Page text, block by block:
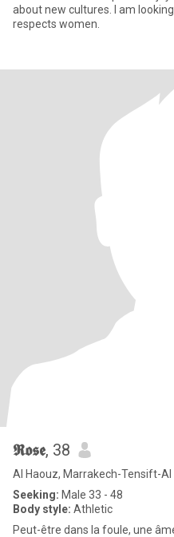
about new cultures. I am
respects women.
𝕽𝖔𝖘𝖊, 38
Al Haouz, Marrakech-Tensift-Al
Seeking: Male 33 - 48
Body style: Athletic
Peut-être dans la foule, une